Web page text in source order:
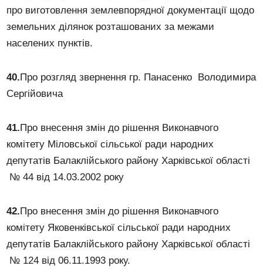
про виготовлення землевпорядної документації щодо
земельних ділянок розташованих за межами
населених пунктів.
40.Про розгляд звернення гр. Панасенко Володимира
Сергійовича
41.Про внесення змін до рішення Виконавчого
комітету Міловської сільської ради народних
депутатів Балаклійського району Харківської області
№ 44 від 14.03.2002 року
42.Про внесення змін до рішення Виконавчого
комітету Яковенківської сільської ради народних
депутатів Балаклійського району Харківської області
№ 124 від 06.11.1993 року.